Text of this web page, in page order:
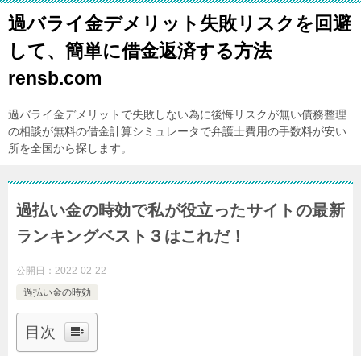
過バライ金デメリット失敗リスクを回避
して、簡単に借金返済する方法
rensb.com
過バライ金デメリットで失敗しない為に後悔リスクが無い債務整理
の相談が無料の借金計算シミュレータで弁護士費用の手数料が安い
所を全国から探します。
過払い金の時効で私が役立ったサイトの最新
ランキングベスト３はこれだ！
公開日： 2022-02-22
過払い金の時効
目次